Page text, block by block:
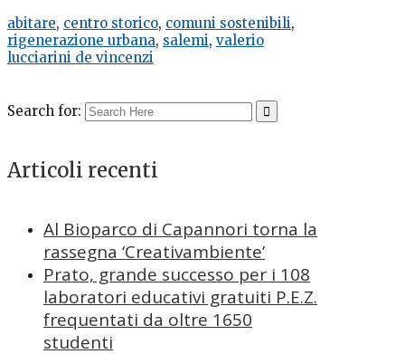
abitare, centro storico, comuni sostenibili,
rigenerazione urbana, salemi, valerio
lucciarini de vincenzi
Search for:
Articoli recenti
Al Bioparco di Capannori torna la
rassegna ‘Creativambiente’
Prato, grande successo per i 108
laboratori educativi gratuiti P.E.Z.
frequentati da oltre 1650
studenti